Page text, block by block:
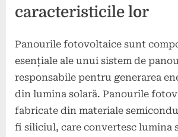
caracteristicile lor
Panourile fotovoltaice sunt
esențiale ale unui sistem de
responsabile pentru generarea
din lumina solară. Panourile
fabricate din materiale
fi siliciul, care convertesc lumina